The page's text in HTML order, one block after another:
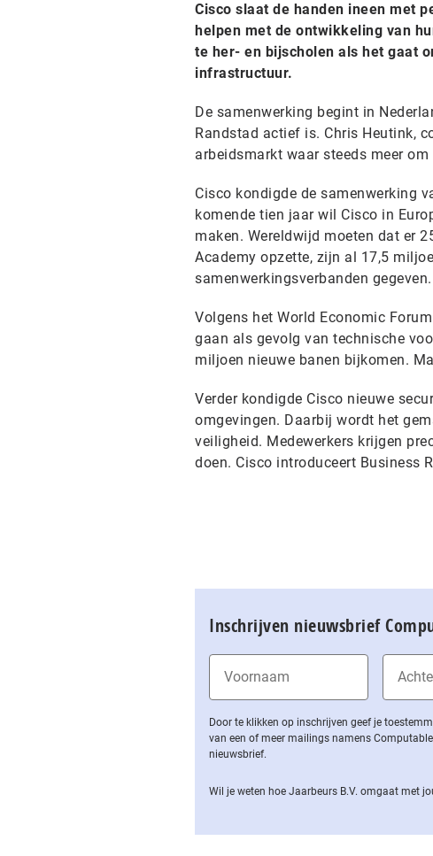
Cisco slaat de handen ineen met
helpen met de ontwikkeling van
te her- en bijscholen als het gaat
infrastructuur.
De samenwerking begint in
Randstad actief is. Chris Heutink,
arbeidsmarkt waar steeds meer
Cisco kondigde de samenwerking
komende tien jaar wil Cisco in
maken. Wereldwijd moeten dat er
Academy opzette, zijn al 17,5
samenwerkingsverbanden gegeven.
Volgens het World Economic
gaan als gevolg van technische
miljoen nieuwe banen bijkomen.
Verder kondigde Cisco nieuwe
omgevingen. Daarbij wordt het
veiligheid. Medewerkers krijgen
doen. Cisco introduceert Business
Inschrijven nieuwsbrief
Door te klikken op inschrijven geef je
van een of meer mailings namens
nieuwsbrief.
Wil je weten hoe Jaarbeurs B.V. omgaat met